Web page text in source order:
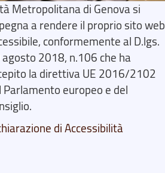
Metropolitana di Genova si
a rendere il proprio sito web
conformemente al D.lgs.
agosto 2018, n.106 che ha
la direttiva UE 2016/2102
Parlamento europeo e del
di Accessibilità